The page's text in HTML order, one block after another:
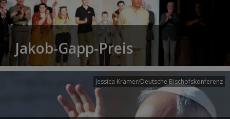
Jakob-Gapp-Preis
Jessica Krämer/Deutsche Bischofskonferenz